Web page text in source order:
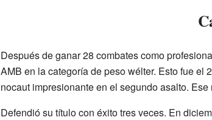
Después de ganar 28 combates como
AMB en la categoría de peso wélter. Esto fue el
nocaut impresionante en el segundo asalto.
Defendió su título con éxito tres veces. En